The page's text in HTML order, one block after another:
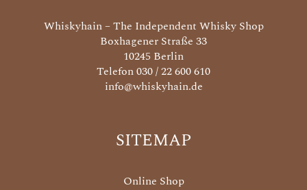
Whiskyhain – The Independent Whisky Shop
Boxhagener Straße 33
10245 Berlin
Telefon 030 / 22 600 610
info@whiskyhain.de
SITEMAP
Online Shop